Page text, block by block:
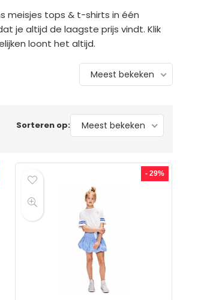
meisjes tops & t-shirts in één
je altijd de laagste prijs vindt. Klik
loont het altijd.
Meest bekeken
Sorteren op: Meest bekeken
- 29%